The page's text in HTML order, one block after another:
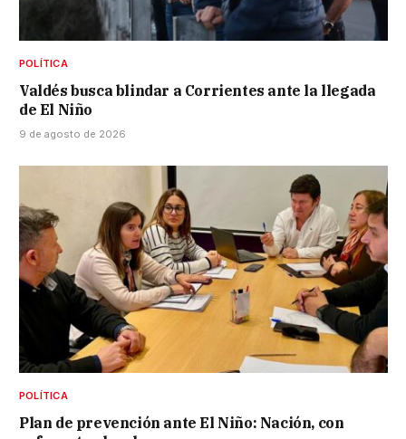
POLÍTICA
Valdés busca blindar a Corrientes ante la llegada
de El Niño
9 de agosto de 2026
POLÍTICA
Plan de prevención ante El Niño: Nación, con